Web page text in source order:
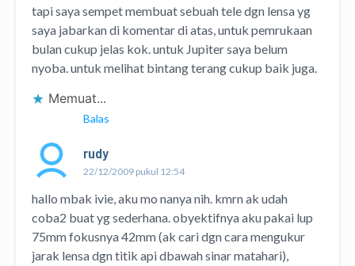
tapi saya sempet membuat sebuah tele dgn lensa yg
saya jabarkan di komentar di atas, untuk pemrukaan
bulan cukup jelas kok. untuk Jupiter saya belum
nyoba. untuk melihat bintang terang cukup baik juga.
Memuat...
Balas
rudy
22/12/2009 pukul 12:54
hallo mbak ivie, aku mo nanya nih. kmrn ak udah
coba2 buat yg sederhana. obyektifnya aku pakai lup
75mm fokusnya 42mm (ak cari dgn cara mengukur
jarak lensa dgn titik api dbawah sinar matahari),